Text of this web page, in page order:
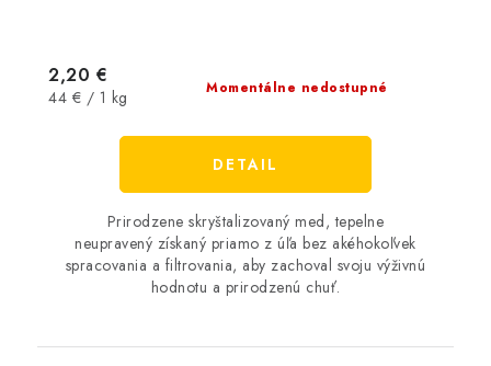
Momentálne nedostupné
2,20 €
Jednotková
44 € / 1 kg
DETAIL
Prirodzene skryštalizovaný med, tepelne
neupravený získaný priamo z úľa bez akéhokoľvek
spracovania a filtrovania, aby zachoval svoju výživnú
hodnotu a prirodzenú chuť.